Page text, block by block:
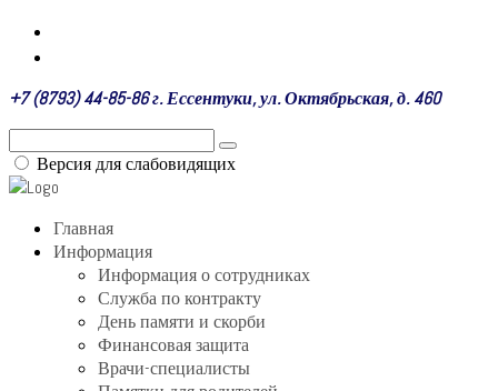
+7 (8793) 44-85-86 г. Ессентуки, ул. Октябрьская, д. 460
Версия для слабовидящих
Главная
Информация
Информация о сотрудниках
Служба по контракту
День памяти и скорби
Финансовая защита
Врачи-специалисты